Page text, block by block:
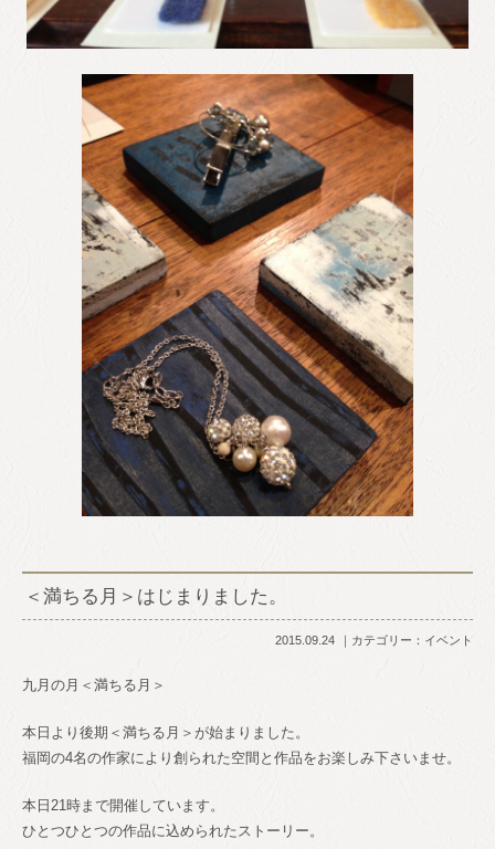
＜満ちる月＞はじまりました。
2015.09.24 カテゴリー： イベント
九月の月＜満ちる月＞
本日より後期＜満ちる月＞が始まりました。
福岡の4名の作家により創られた空間と作品をお楽しみ下さいませ。
本日21時まで開催しています。
ひとつひとつの作品に込められたストーリー。